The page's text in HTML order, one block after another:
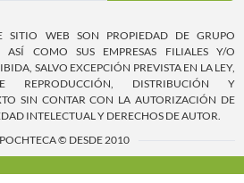
SITIO WEB SON PROPIEDAD DE GRUPO
ASÍ COMO SUS EMPRESAS FILIALES Y/O
SALVO EXCEPCIÓN PREVISTA EN LA LEY,
REPRODUCCIÓN, DISTRIBUCIÓN Y
SIN CONTAR CON LA AUTORIZACIÓN DE
INTELECTUAL Y DERECHOS DE AUTOR.
© DESDE 2010